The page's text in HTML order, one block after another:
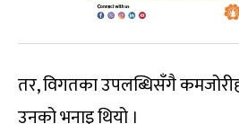
तर, विगतका उपलब्धिसँगै